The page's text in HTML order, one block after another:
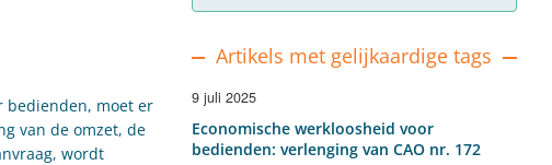
bedienden, moet er
van de omzet, de
wordt
Artikels met gelijkaardige tags
9 juli 2025
Economische werkloosheid voor
bedienden: verlenging van CAO nr. 172